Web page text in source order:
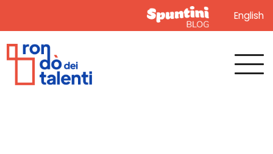
English